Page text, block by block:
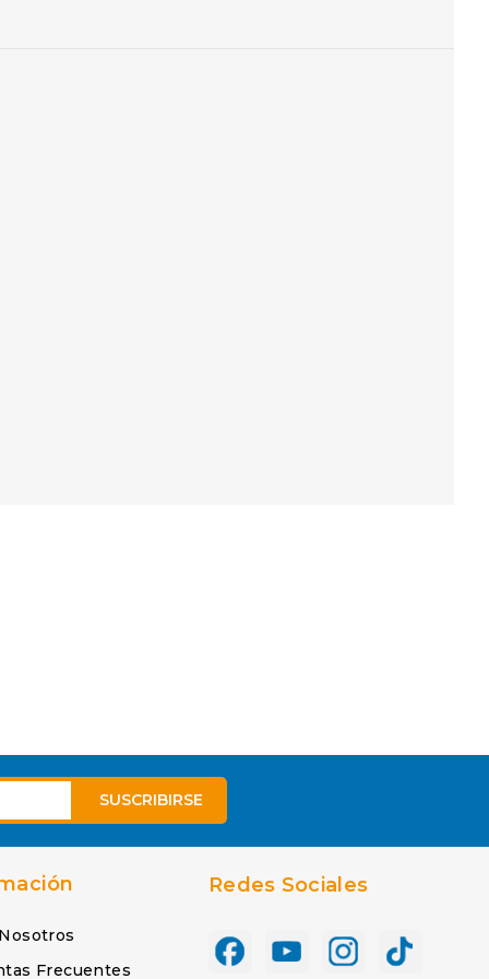
Frecuentes
Redes Sociales